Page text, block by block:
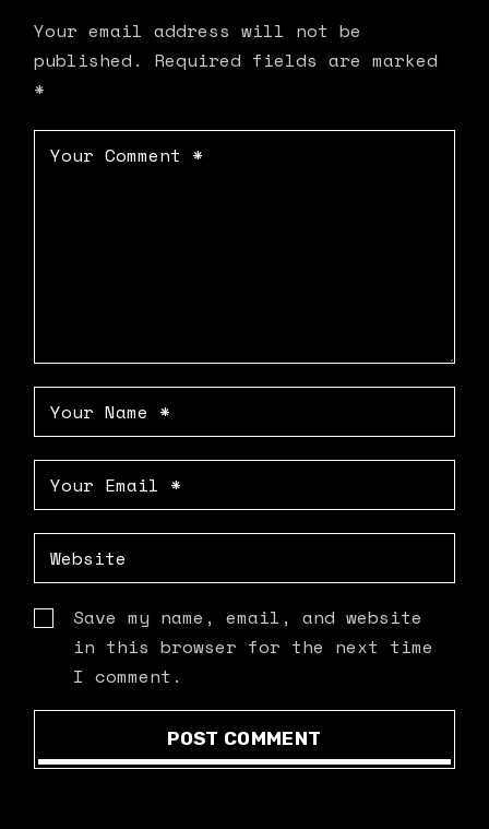
Your email address will not be
published.
Required fields are marked
*
Save my name, email, and website
in this browser for the next time
I comment.
POST COMMENT